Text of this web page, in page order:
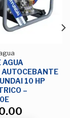
AGUA
10 HP
–